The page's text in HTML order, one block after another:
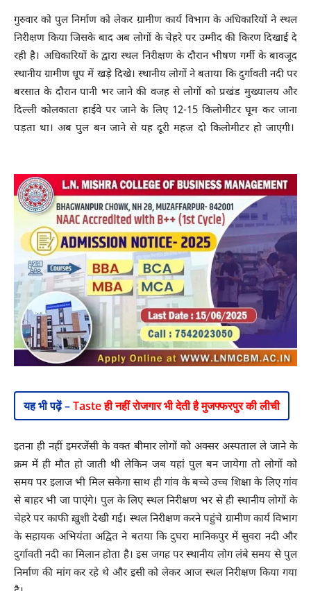
गुरुवार को पुल निर्माण को लेकर ग्रामीण कार्य विभाग के अधिकारियों ने स्थल
निरीक्षण किया जिसके बाद अब लोगों के चेहरे पर उम्मीद की किरण दिखाई दे
रही है। अधिकारियों के द्वारा स्थल निरीक्षण के दौरान भीषण गर्मी के बावजूद
स्थानीय ग्रामीण धूप में खड़े दिखे। स्थानीय लोगों ने बताया कि दुर्गावती नदी पर
बरसात के दौरान पानी भर जाने की वजह से लोगों को प्रखंड मुख्यालय और
दिल्ली कोलकाता हाईवे पर जाने के लिए 12-15 किलोमीटर घूम कर जाना
पड़ता था। अब पुल बन जाने से यह दूरी महज दो किलोमीटर हो जाएगी।
यह भी पढ़ें –Taste ही नहीं रोजगार भी देती है मुजफ्फरपुर की लीची
इतना ही नहीं इमरजेंसी के वक्त बीमार लोगों को अक्सर अस्पताल ले जाने के
क्रम में ही मौत हो जाती थी लेकिन जब यहां पुल बन जायेगा तो लोगों को
समय पर इलाज भी मिल सकेगा साथ ही गांव के बच्चे उच्च शिक्षा के लिए गांव
से बाहर भी जा पाएंगे। पुल के लिए स्थल निरीक्षण भर से ही स्थानीय लोगों के
चेहरे पर काफी ख़ुशी देखी गई। स्थल निरीक्षण करने पहुंचे ग्रामीण कार्य विभाग
के सहायक अभियंता अद्वित ने बतया कि दुघरा मानिकपुर में सुवरा नदी और
दुर्गावती नदी का मिलान होता है। इस जगह पर स्थानीय लोग लंबे समय से पुल
निर्माण की मांग कर रहे थे और इसी को लेकर आज स्थल निरीक्षण किया गया